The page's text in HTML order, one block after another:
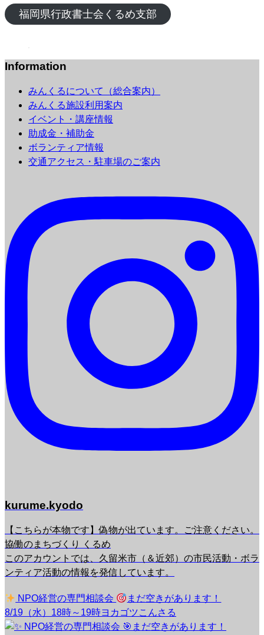
福岡県行政書士会くるめ支部
Information
みんくるについて（総合案内）
みんくる施設利用案内
イベント・講座情報
助成金・補助金
ボランティア情報
交通アクセス・駐車場のご案内
kurume.kyodo
【こちらが本物です】偽物が出ています。ご注意ください。
協働のまちづくり くるめ
このアカウントでは、久留米市（＆近郊）の市民活動・ボラ
ンティア活動の情報を発信しています。
NPO経営の専門相談会
まだ空きがあります！
8/19（水）18時～19時ヨカゴツこんさる